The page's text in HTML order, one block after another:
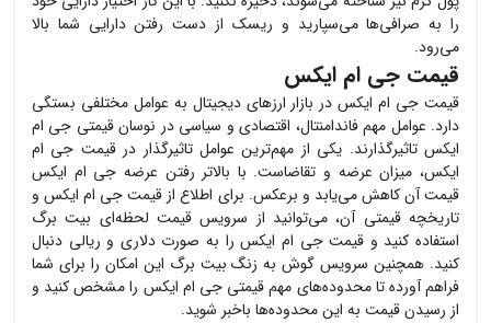
را به صرافی‌ها می‌سپارید و ریسک از دست رفتن دارایی شما بالا
می‌رود.
قیمت جی ام ایکس
قیمت جی ام ایکسدر بازار ارزهای دیجیتال به عوامل مختلفی بستگی
دارد. عوامل مهم فاندامنتال، اقتصادی و سیاسی در نوسان قیمتی جی ام
ایکس تاثیرگذارند. یکی از مهم‌ترین عوامل تاثیرگذار در قیمت جی ام
ایکس، میزان عرضه و تقاضاست. با بالاتر رفتن عرضه جی ام ایکس
قیمت آن کاهش می‌یابد و برعکس. برای اطلاع از قیمتجی ام ایکسو
تاریخچه قیمتی آن، می‌توانید از سرویس قیمت لحظه‌ای بیت برگ
استفاده کنید و قیمتجی ام ایکسرا به صورت دلاری و ریالی دنبال
کنید. همچنین سرویس گوش به زنگ بیت برگ این امکان را برای شما
فراهم آورده تا محدوده‌های مهم قیمتی جی ام ایکس را مشخص کنید و
از رسیدن قیمت به این محدوده‌ها باخبر شوید.